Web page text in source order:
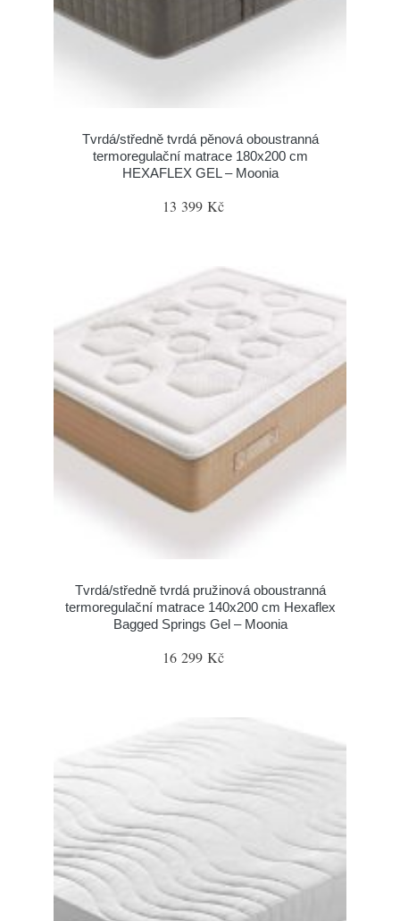
Tvrdá/středně tvrdá pěnová oboustranná
termoregulační matrace 180x200 cm
HEXAFLEX GEL – Moonia
13 399 Kč
Tvrdá/středně tvrdá pružinová oboustranná
termoregulační matrace 140x200 cm Hexaflex
Bagged Springs Gel – Moonia
16 299 Kč